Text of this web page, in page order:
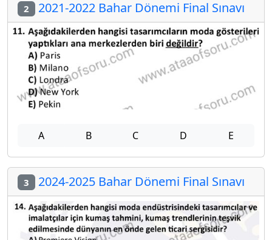
2 2021-2022 Bahar Dönemi Final Sınavı
A B C D E
3 2024-2025 Bahar Dönemi Final Sınavı